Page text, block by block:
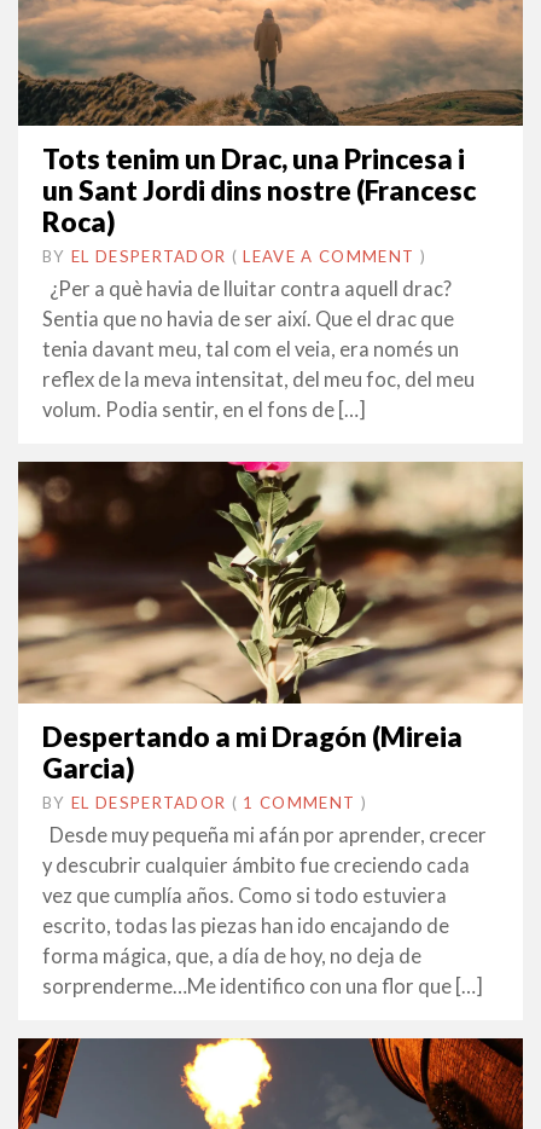
Tots tenim un Drac, una Princesa i
un Sant Jordi dins nostre (Francesc
Roca)
BY EL DESPERTADOR ON
25
ABRIL
•(LEAVE A COMMENT )
¿Per a què havia de lluitar contra aquell drac?
Sentia que no havia de ser així. Que el drac que
tenia davant meu, tal com el veia, era només un
reflex de la meva intensitat, del meu foc, del meu
volum. Podia sentir, en el fons de […]
Despertando a mi Dragón (Mireia
Garcia)
BY EL DESPERTADOR ON
25
ABRIL
•( 1 COMMENT )
Desde muy pequeña mi afán por aprender, crecer
y descubrir cualquier ámbito fue creciendo cada
vez que cumplía años. Como si todo estuviera
escrito, todas las piezas han ido encajando de
forma mágica, que, a día de hoy, no deja de
sorprenderme…Me identifico con una flor que […]